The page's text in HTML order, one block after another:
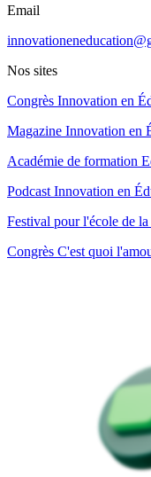
Email
Nos sites
Congrès Innovation en
Magazine Innovation en
Académie de formation
Podcast Innovation en
Festival pour l'école de
Congrès C'est quoi